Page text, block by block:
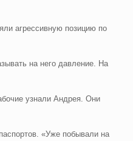
агрессивную позицию по
на него давление. На
узнали Андрея. Они
«Уже побывали на